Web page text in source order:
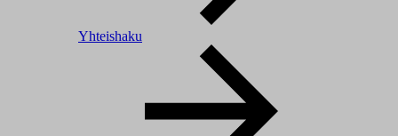
Yhteishaku